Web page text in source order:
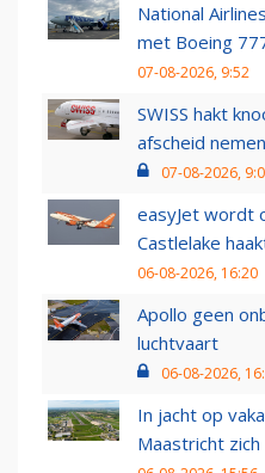
National
met Boeing
07-08-2026, 9:52
SWISS hakt
afscheid
07-08-2026,
easyJet wordt
Castlelake
06-08-2026, 16:20
Apollo geen
luchtvaart
06-08-2026,
In jacht op
Maastricht zich